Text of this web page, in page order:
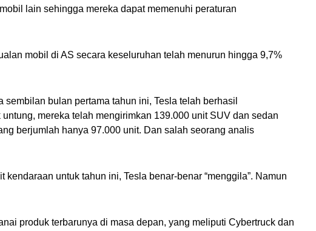
lain sehingga mereka dapat memenuhi peraturan
mobil di AS secara keseluruhan telah menurun hingga 9,7%
bulan pertama tahun ini, Tesla telah berhasil
mereka telah mengirimkan 139.000 unit SUV dan sedan
berjumlah hanya 97.000 unit. Dan salah seorang analis
untuk tahun ini, Tesla benar-benar “menggila”. Namun
produk terbarunya di masa depan, yang meliputi Cybertruck dan